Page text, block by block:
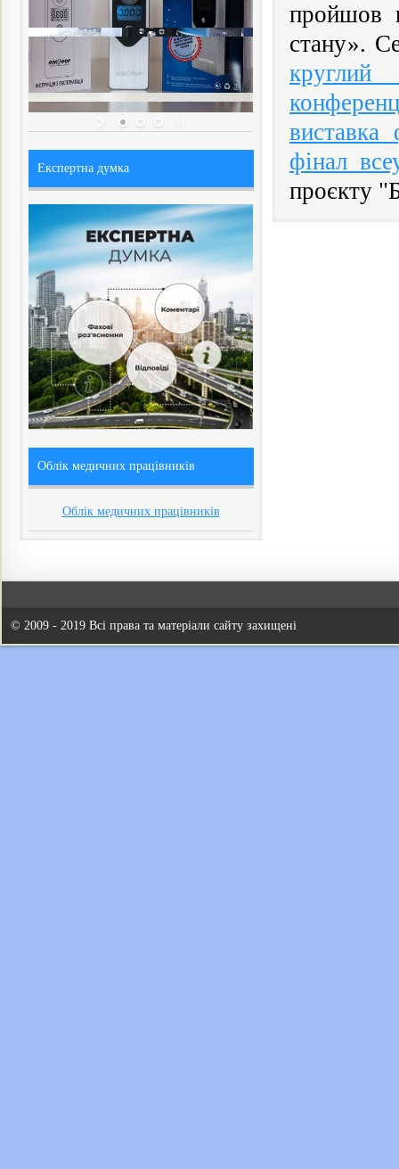
пройшов
стану».
виставка
фінал
проєкту
Експертна думка
Облік медичних працівників
Облік медичних працівників
© 2009 - 2019 Всі права та матеріали сайту захищені